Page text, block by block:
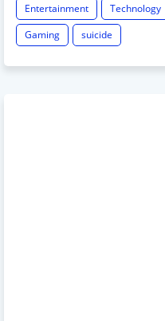
Entertainment
Technology
Gaming
suicide